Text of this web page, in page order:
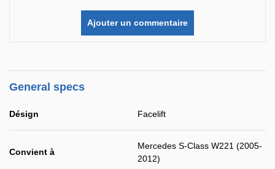
Ajouter un commentaire
General specs
Désign Facelift
Convient à
Mercedes S-Class W221 (2005-
2012)